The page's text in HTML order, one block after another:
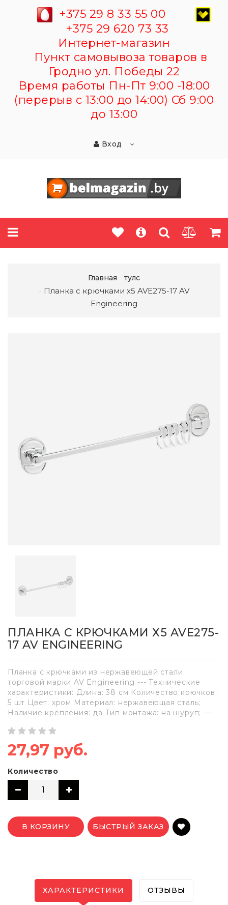
+375 29 8 33 55 00
+375 29 620 73 33
Интернет-магазин
Пункт самовывоза товаров в
Гродно ул. Победы 22
Время работы Пн-Пт 9:00 -18:00
(перерыв с 13:00 до 14:00) Сб 9:00
до 13:00
Вход
Главная тулс
Планка с крючками х5 AVE275-17 AV
Engineering
ПЛАНКА С КРЮЧКАМИ Х5 AVE275-
17 AV ENGINEERING
Планка с крючками из нержавеющей стали
торговой марки AV Engineering --- Технические
характеристики: Длина: 38 см Количество крючков:
5 шт Цвет: хром Материал: нержавеющая сталь;
Наличие крепления: да Тип монтажа: на шуруп; ---
27,97 руб.
Количество
В КОРЗИНУ БЫСТРЫЙ ЗАКАЗ
ХАРАКТЕРИСТИКИ ОТЗЫВЫ